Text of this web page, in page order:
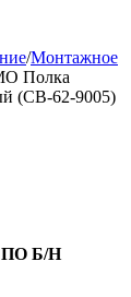
/Монтажное
Полка
(СВ-62-9005)
Б/Н